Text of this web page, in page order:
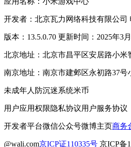
开发者：北京瓦力网络科技有限公司
版本：13.5.0.70 更新时间：2025年3
北京地址：北京市昌平区安居路小米
南京地址：南京市建邺区永初路37号
未成年人防沉迷系统米币
用户应用权限隐私协议用户服务协议
开发者平台微信公众号微博主页商务
@wali.com京ICP证110335号 京ICP备